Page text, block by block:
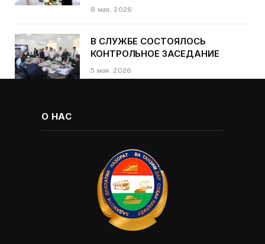
области транспорта Курбонзода
8 мая, 2026
В СЛУЖБЕ СОСТОЯЛОСЬ
КОНТРОЛЬНОЕ ЗАСЕДАНИЕ
5 мая, 2026
О НАС